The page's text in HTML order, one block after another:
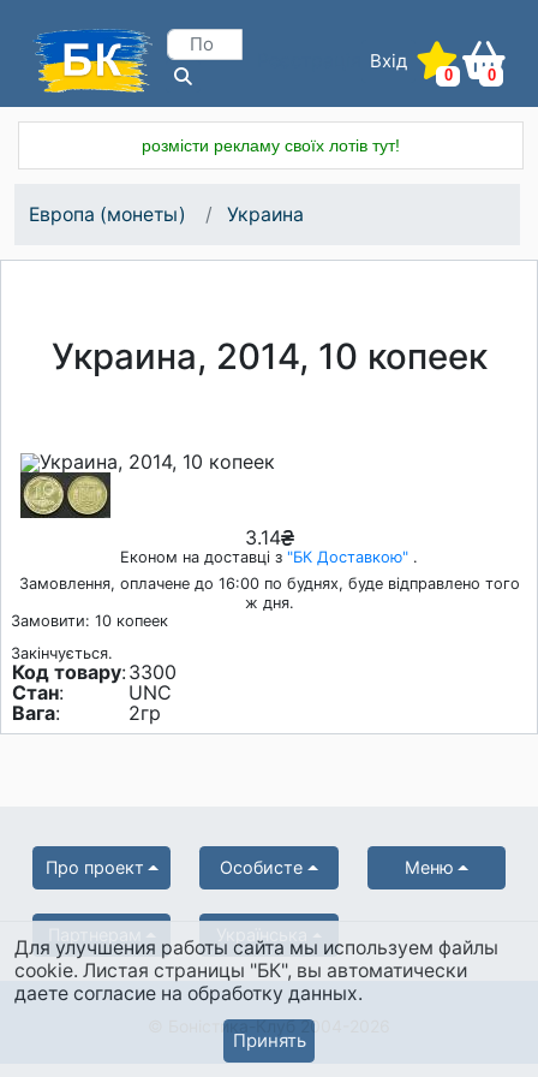
Вхід
0 0
розмісти рекламу своїх лотів тут!
Европа (монеты) Украина
Украина, 2014, 10 копеек
3.14
Економ на доставці з "БК Доставкою" .
Замовлення, оплачене до 16:00 по буднях, буде відправлено того
ж дня.
Замовити: 10 копеек
Закінчується.
Код товару:3300
Стан:
UNC
Вага: 2гр
Про проект Особисте Меню
© Боністика-Клуб 2004-2026
Для улучшения работы сайта мы используем файлы
cookie. Листая страницы "БК", вы автоматически
даете согласие на обработку данных.
Принять